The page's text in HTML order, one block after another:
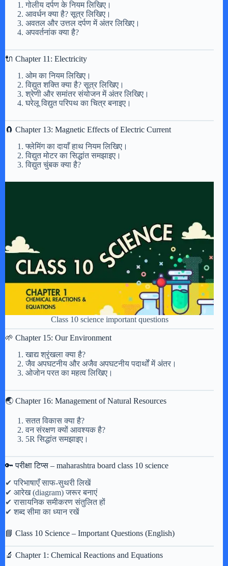
गोलीय दर्पण के नियम लिखिए।
आवर्धन क्या है? सूत्र लिखिए।
अवतल और उत्तल दर्पण में अंतर लिखिए।
अपवर्तनांक क्या है?
🔌 Chapter 11: Electricity
ओम का नियम लिखिए।
विद्युत शक्ति क्या है? सूत्र लिखिए।
श्रेणी और समांतर संयोजन में अंतर लिखिए।
घरेलू विद्युत परिपथ का चित्र बनाइए।
🧲 Chapter 13: Magnetic Effects of Electric Current
फ्लेमिंग का दायाँ हाथ नियम लिखिए।
विद्युत मोटर का सिद्धांत समझाइए।
विद्युत चुंबक क्या है?
Class 10 science important questions
🌱 Chapter 15: Our Environment
खाद्य श्रृंखला क्या है?
जैव अपघटनीय और अजैव अपघटनीय पदार्थों में अंतर।
ओजोन परत का महत्व लिखिए।
🌏 Chapter 16: Management of Natural Resources
सतत विकास क्या है?
वन संरक्षण क्यों आवश्यक है?
5R सिद्धांत समझाइए।
🔑 परीक्षा टिप्स – maharashtra board class 10 science
✔ परिभाषाएँ साफ-सुथरी लिखें
✔ आरेख (diagram) जरूर बनाएं
✔ रासायनिक समीकरण संतुलित हों
✔ शब्द सीमा का ध्यान रखें
📘 Class 10 Science – Important Questions (English)
🔬 Chapter 1: Chemical Reactions and Equations